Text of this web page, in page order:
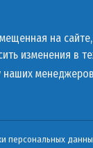
на
изменения в
наших
персональных